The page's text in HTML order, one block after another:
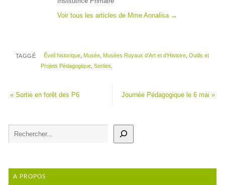
Voir tous les articles de Mme Annalisa →
TAGGÉ Éveil historique, Musée, Musées Royaux d'Art et d'Histoire,Outils et
Projets Pédagogique,Sorties.
«Sortie en forêt des P6 Journée Pédagogique le 6 mai»
A PROPOS